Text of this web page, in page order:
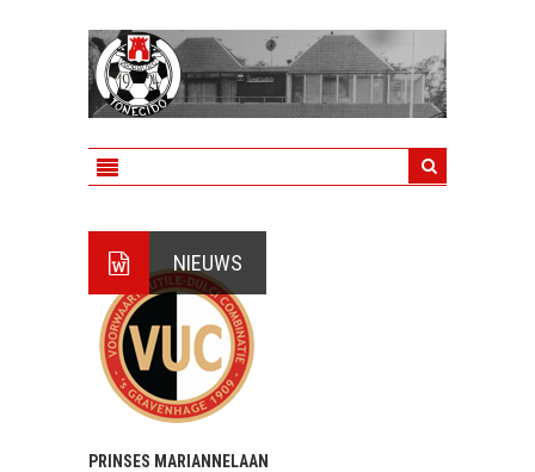
NIEUWS
PRINSES MARIANNELAAN